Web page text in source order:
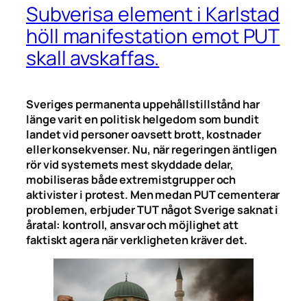
Subverisa element i Karlstad
höll manifestation emot PUT
skall avskaffas.
Sveriges permanenta uppehållstillstånd har
länge varit en politisk helgedom som bundit
landet vid personer oavsett brott, kostnader
eller konsekvenser. Nu, när regeringen äntligen
rör vid systemets mest skyddade delar,
mobiliseras både extremistgrupper och
aktivister i protest. Men medan PUT cementerar
problemen, erbjuder TUT något Sverige saknat i
åratal: kontroll, ansvar och möjlighet att
faktiskt agera när verkligheten kräver det.